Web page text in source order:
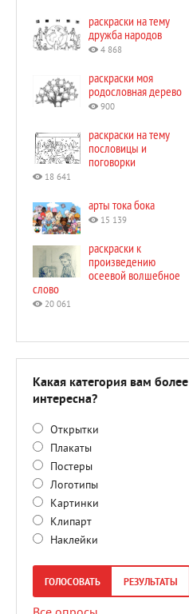
раскраски на тему
дружба народов
4 868
раскраски моя
родословная дерево
900
раскраски на тему
пословицы и
поговорки
18 641
арты тока бока
15 139
раскраски к
произведению
осеевой волшебное
слово
20 061
Какая категория вам более
интересна?
Открытки
Плакаты
Постеры
Логотипы
Картинки
Клипарт
Наклейки
ГОЛОСОВАТЬ РЕЗУЛЬТАТЫ